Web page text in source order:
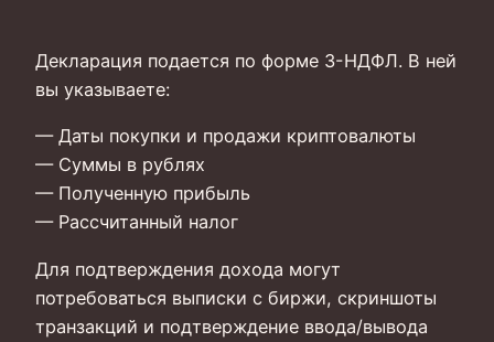
Декларация подается по форме 3-НДФЛ. В ней
вы указываете:
— Даты покупки и продажи криптовалюты
— Суммы в рублях
— Полученную прибыль
— Рассчитанный налог
Для подтверждения дохода могут
потребоваться выписки с биржи, скриншоты
транзакций и подтверждение ввода/вывода